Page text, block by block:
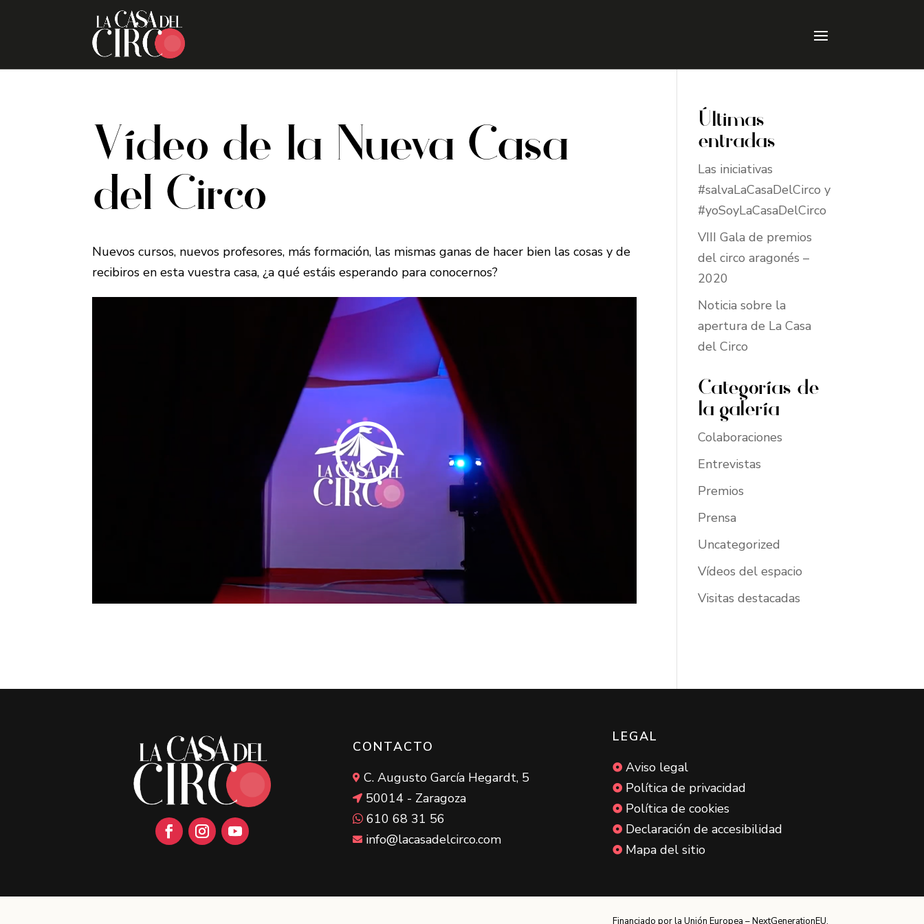
Vídeo de la Nueva Casa
del Circo
Nuevos cursos, nuevos profesores, más formación, las mismas ganas de hacer bien las cosas y de
recibiros en esta vuestra casa, ¿a qué estáis esperando para conocernos?
Últimas
entradas
Las iniciativas
#salvaLaCasaDelCirco y
#yoSoyLaCasaDelCirco
VIII Gala de premios
del circo aragonés –
2020
Noticia sobre la
apertura de La Casa
del Circo
Categorías de
la galería
Colaboraciones
Entrevistas
Premios
Prensa
Uncategorized
Vídeos del espacio
Visitas destacadas
CONTACTO
 C. Augusto García Hegardt, 5
 50014 - Zaragoza
 610 68 31 56
 info@lacasadelcirco.com
LEGAL
 Aviso legal
 Política de privacidad
 Política de cookies
 Declaración de accesibilidad
 Mapa del sitio
Financiado por la Unión Europea – NextGenerationEU.